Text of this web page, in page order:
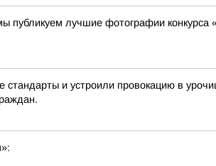
публикуем лучшие фотографии
и устроили провокацию в